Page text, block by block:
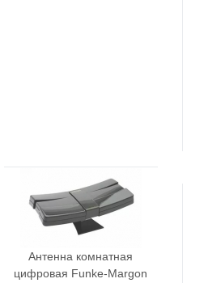
Антенна комнатная
цифровая Funke-Margon